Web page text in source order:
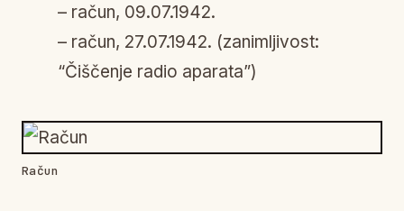
– račun, 09.07.1942.
– račun, 27.07.1942. (zanimljivost:
“Čiščenje radio aparata”)
Račun